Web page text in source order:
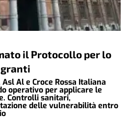
il Protocollo per lo
Al e Croce Rossa Italiana
operativo per applicare le
Controlli sanitari,
delle vulnerabilità entro